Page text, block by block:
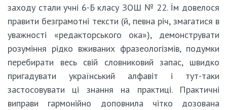
заходу стали учні 6-Б класу ЗОШ № 22. Їм довелося
правити безграмотні тексти (й, певна річ, змагатися в
уважності «редакторського ока»), демонструвати
розуміння рідко вживаних фразеологізмів, подумки
перебирати весь свій словниковий запас, швидко
пригадувати український алфавіт і тут-таки
застосовувати ці знання на практиці. Практичні
виправи гармонійно доповнила чітко дозована